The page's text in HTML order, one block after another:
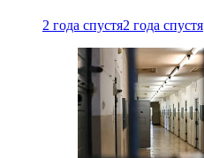
2 года спустя2 года спустя